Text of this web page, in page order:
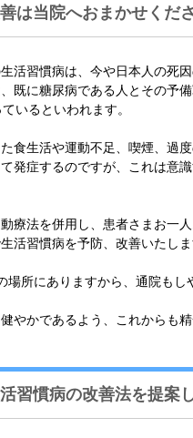
は当院へおまかせくだ
活習慣病は、今や日本人の死
既に糖尿病である人とその予
いるといわれます。
食生活や運動不足、喫煙、過
発症するのですが、これは意
療法を併用し、患者さまお一
活習慣病を予防、改善いたしま
場所にありますから、通院もし
やかであるよう、これからも
習慣病の改善法を提案